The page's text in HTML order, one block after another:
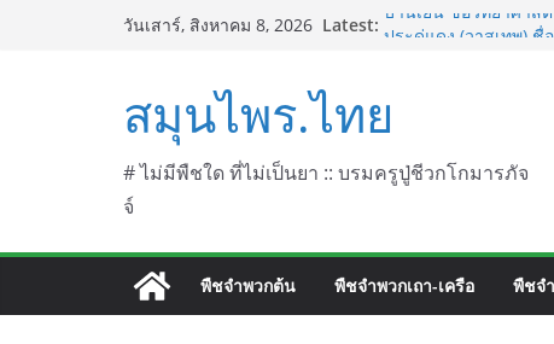
วันเสาร์, สิงหาคม 8, 2026 Latest: บานเย็น ชื่อวิทยาศาส
บานไม่รู้โรย
สมุนไพร.ไทย
# ไม่มีพืชใด ที่ไม่เป็นยา :: บรมครูปู่ชีวกโกมารภัจ
จ์
พืชจำพวกต้น พืชจำพวกเถา-เครือ พืชจ